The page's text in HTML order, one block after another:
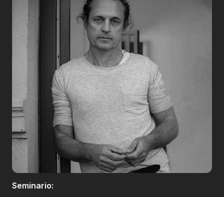
Archivo
Inscribir
Boletería
Seminario: